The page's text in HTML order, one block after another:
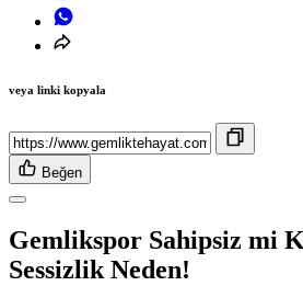
veya linki kopyala
Beğen
Gemlikspor Sahipsiz mi
Sessizlik Neden!